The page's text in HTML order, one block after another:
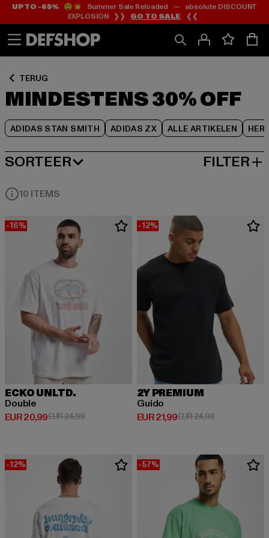
Ga
naar
Ga
naar
UP TO -65%😲💥 Summer Sale Reloaded — absolute DISCOUNT
EXPLOSION ❯❯ GO TO SALE ❮❮
TERUG
MINDESTENS 30% OFF
ADIDAS STAN SMITH ADIDAS ZX ALLE ARTIKELEN
Ga
naar
Rooster
SORTEER
MEEST POPULAIRE FILTER
10 ITEMS
-16%
ECKO UNLTD.
Double
EUR 20,99
Huidige prijs: EUR 20,99
EUR 24,99Actieprijs: EUR 24,99
-12%
2Y PREMIUM
Guido
EUR 21,99
Huidige prijs: EUR 21,99
EUR 24,99Actieprijs:
-12% -57%